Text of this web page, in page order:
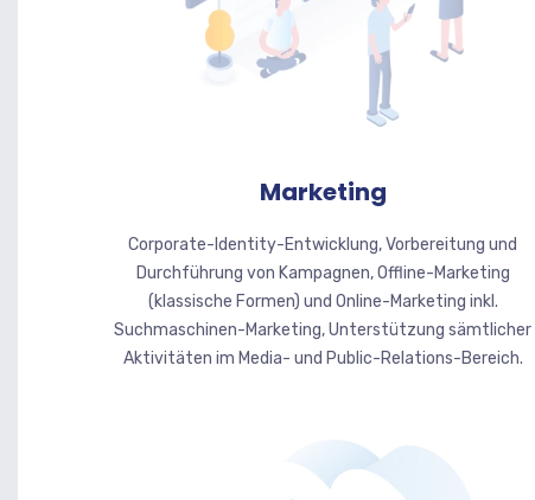
Marketing
Corporate-Identity-Entwicklung, Vorbereitung und
Durchführung von Kampagnen, Offline-Marketing
(klassische Formen) und Online-Marketing inkl.
Suchmaschinen-Marketing, Unterstützung sämtlicher
Aktivitäten im Media- und Public-Relations-Bereich.